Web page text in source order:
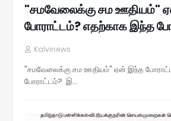
"சமவேலைக்கு சம ஊதியம்"
போராட்டம்? எதற்காக இந்த
Kalvinews
"சமவேலைக்கு சம ஊதியம்" ஏன் இந்த
போராட்டம்? இ…